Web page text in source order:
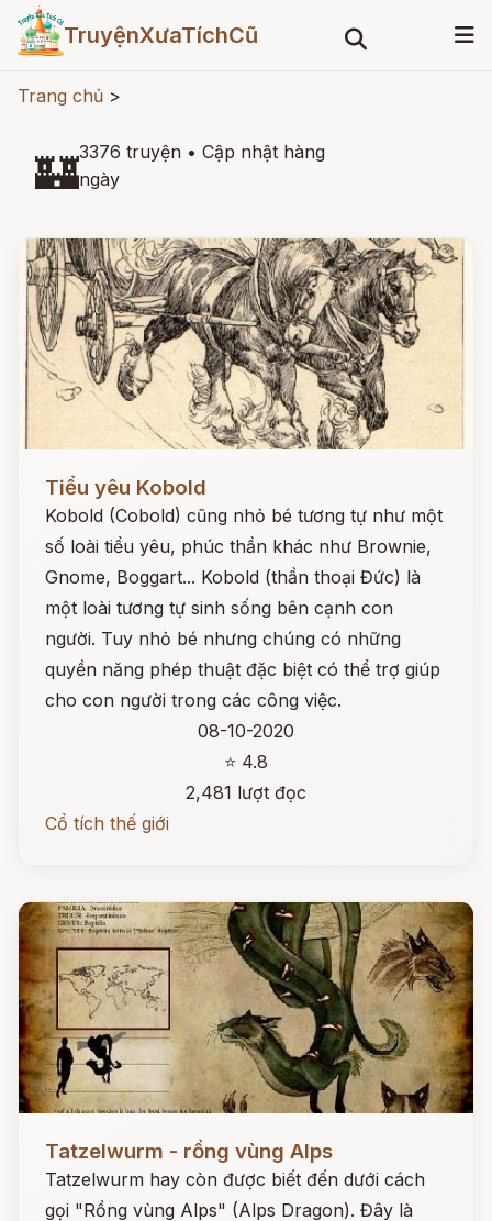
TruyệnXưaTíchCũ
Trang chủ >
🏰3376 truyện • Cập nhật hàng
ngày
Đọc ngay
Tiểu yêu Kobold
Kobold (Cobold) cũng nhỏ bé tương tự như một
số loài tiểu yêu, phúc thần khác như Brownie,
Gnome, Boggart... Kobold (thần thoại Đức) là
một loài tương tự sinh sống bên cạnh con
người. Tuy nhỏ bé nhưng chúng có những
quyền năng phép thuật đặc biệt có thể trợ giúp
cho con người trong các công việc.
08-10-2020
⭐ 4.8
2,481 lượt đọc
Cổ tích thế giới
Tatzelwurm - rồng vùng Alps
Tatzelwurm hay còn được biết đến dưới cách
gọi "Rồng vùng Alps" (Alps Dragon). Đây là